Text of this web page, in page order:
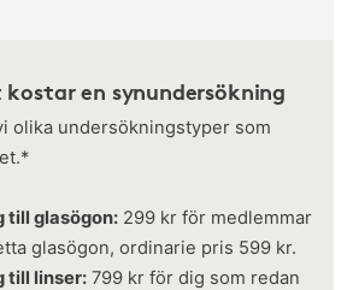
en synundersökning
olika undersökningstyper som
till glasögon: 299 kr för medlemmar
glasögon, ordinarie pris 599 kr.
till linser: 799 kr för dig som redan